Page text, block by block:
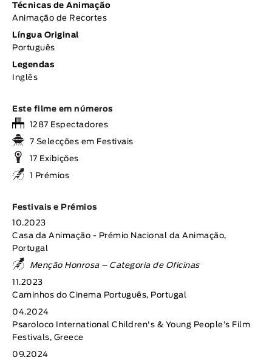
Técnicas de Animação
Animação de Recortes
Língua Original
Português
Legendas
Inglês
Este filme em números
1287 Espectadores
7 Selecções em Festivais
17 Exibições
1 Prémios
Festivais e Prémios
10.2023
Casa da Animação - Prémio Nacional da Animação,
Portugal
Menção Honrosa – Categoria de Oficinas
11.2023
Caminhos do Cinema Português, Portugal
04.2024
Psaroloco International Children's & Young People’s Film
Festivals, Greece
09.2024